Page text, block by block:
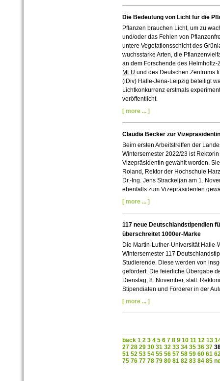
Die Bedeutung von Licht für die
Pflanzen brauchen Licht, um zu
und/oder das Fehlen von
untere Vegetationsschicht des
wuchsstarke Arten, die
an dem Forschende des Helmholtz-
MLU und des Deutschen Zentrums
(iDiv) Halle-Jena-Leipzig beteiligt
Lichtkonkurrenz erstmals
veröffentlicht.
[ more ... ]
Claudia Becker zur
Beim ersten Arbeitstreffen der
Wintersemester 2022/23 ist
Vizepräsidentin gewählt worden.
Roland, Rektor der Hochschule
Dr.-Ing. Jens Strackeljan am 1.
ebenfalls zum Vizepräsidenten
[ more ... ]
117 neue Deutschlandstipendien
überschreitet 1000er-Marke
Die Martin-Luther-Universität Halle-
Wintersemester 117
Studierende. Diese werden von
gefördert. Die feierliche Übergabe
Dienstag, 8. November, statt.
Stipendiaten und Förderer in der
[ more ... ]
back 1 2 3 4 5 6 7 8 9 10 11 12 13
27 28 29 30 31 32 33 34 35 36 37
51 52 53 54 55 56 57 58 59 60 61
75 76 77 78 79 80 81 82 83 84 85